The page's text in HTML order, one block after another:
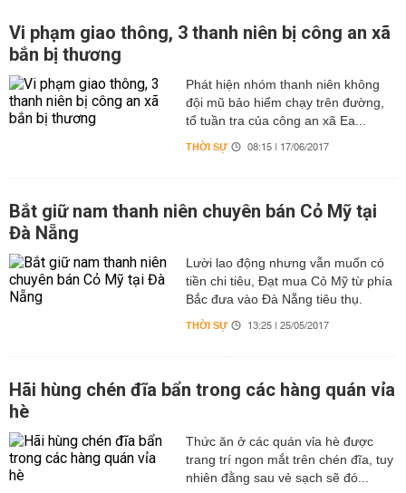
Vi phạm giao thông, 3 thanh niên bị công an xã
bắn bị thương
Phát hiện nhóm thanh niên không
đội mũ bảo hiểm chạy trên đường,
tổ tuần tra của công an xã Ea...
THỜI SỰ 08:15 | 17/06/2017
Bắt giữ nam thanh niên chuyên bán Cỏ Mỹ tại
Đà Nẵng
Lười lao động nhưng vẫn muốn có
tiền chi tiêu, Đạt mua Cỏ Mỹ từ phía
Bắc đưa vào Đà Nẵng tiêu thụ.
THỜI SỰ 13:25 | 25/05/2017
Hãi hùng chén đĩa bẩn trong các hàng quán vỉa
hè
Thức ăn ở các quán vỉa hè được
trang trí ngon mắt trên chén đĩa, tuy
nhiên đằng sau vẻ sạch sẽ đó...